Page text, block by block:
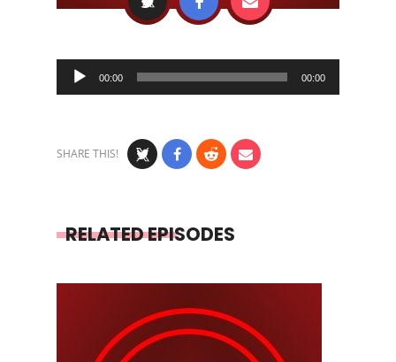
Audio
Player
00:00 00:00
SHARE THIS!
RELATED EPISODES